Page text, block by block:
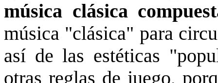
música clásica
música "clásica" para
así de las estéticas
otras reglas de juego,